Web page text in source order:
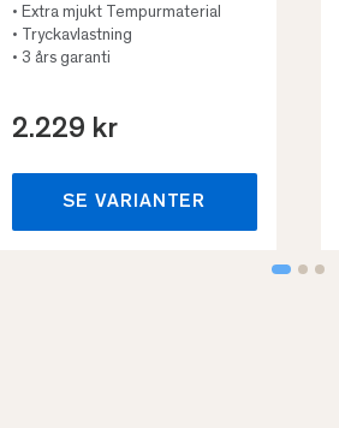
• Extra mjukt Tempurmaterial
• Tryckavlastning
• 3 års garanti
2.229 kr
SE VARIANTER